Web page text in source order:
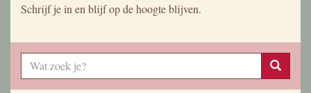
Schrijf je in en blijf op de hoogte blijven.